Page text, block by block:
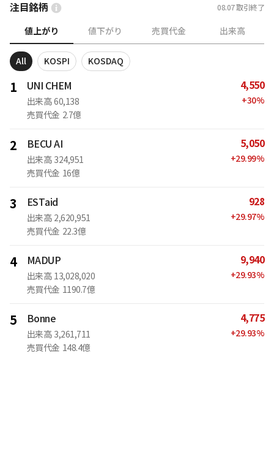
注目銘柄 08.07取引終了
値上がり 値下がり 売買代金 出来高
All KOSPI KOSDAQ
1 UNI CHEM
出来高 60,138
売買代金 2.7億
4,550
+30%
2 BECU AI
出来高 324,951
売買代金 16億
5,050
+29.99%
3 ESTaid
出来高 2,620,951
売買代金 22.3億
928
+29.97%
4 MADUP
出来高 13,028,020
売買代金 1190.7億
9,940
+29.93%
5 Bonne
出来高 3,261,711
売買代金 148.4億
4,775
+29.93%